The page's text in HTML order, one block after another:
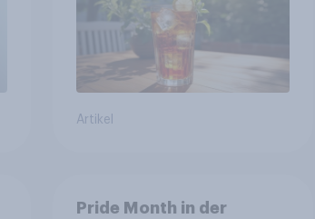
Artikel
Pride Month in der